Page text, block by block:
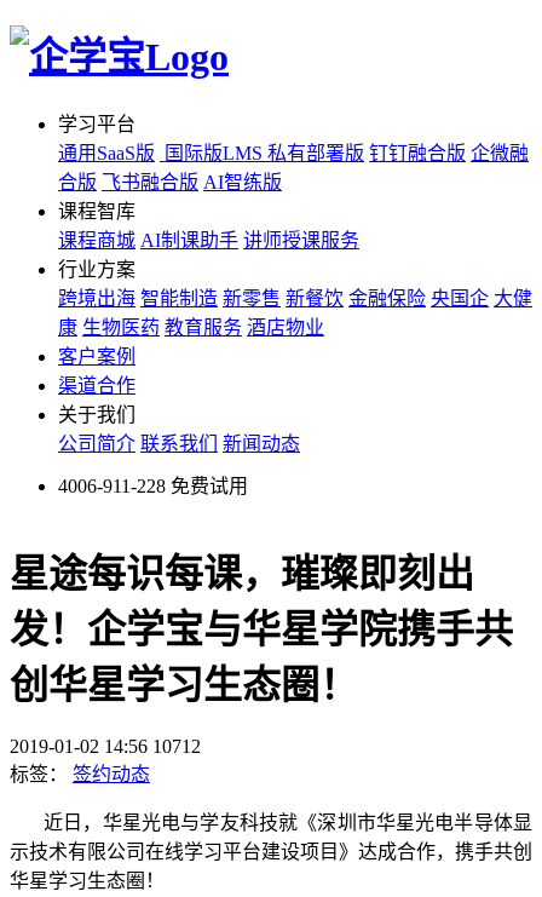
学习平台
通用SaaS版
国际版LMS 私有部署版 钉钉融合版 企微融
合版 飞书融合版 AI智练版
课程智库
课程商城 AI制课助手 讲师授课服务
行业方案
跨境出海 智能制造 新零售 新餐饮 金融保险 央国企 大健
康 生物医药 教育服务 酒店物业
客户案例
渠道合作
关于我们
公司简介 联系我们 新闻动态
4006-911-228 免费试用
星途每识每课，璀璨即刻出
发！企学宝与华星学院携手共
创华星学习生态圈！
2019-01-02 14:56 10712
标签：
签约动态
近日，华星光电与学友科技就《深圳市华星光电半导体显
示技术有限公司在线学习平台建设项目》达成合作，携手共创
华星学习生态圈！